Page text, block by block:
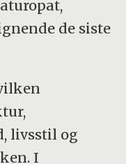
de siste
livsstil og
I